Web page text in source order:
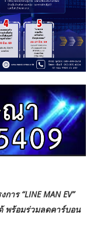
าร “LINE MAN EV”
พร้อมร่วมลดคาร์บอน